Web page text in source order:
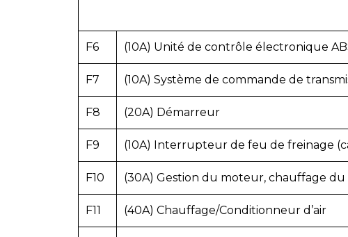
F6 (10A) Unité de contrôle électronique
F7 (10A) Système de commande de
F8 (20A) Démarreur
F9 (10A) Interrupteur de feu de freinage
F10 (30A) Gestion du moteur, chauffage du
F11 (40A) Chauffage/Conditionneur d’air